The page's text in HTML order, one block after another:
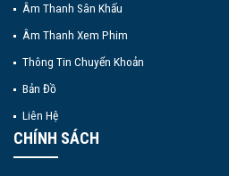
Âm Thanh Sân Khấu
Âm Thanh Xem Phim
Thông Tin Chuyển Khoản
Bản Đồ
Liên Hệ
CHÍNH SÁCH